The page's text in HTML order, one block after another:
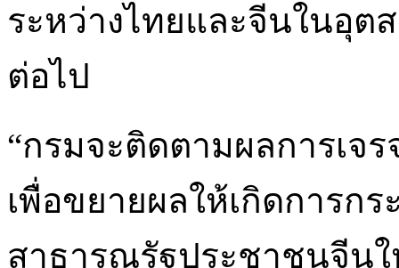
ระหว่างไทยและจีนในอุต
ต่อไป
“กรมจะติดตามผลการเจ
เพื่อขยายผลให้เกิดการก
สาธารณรัฐประชาชนจีน